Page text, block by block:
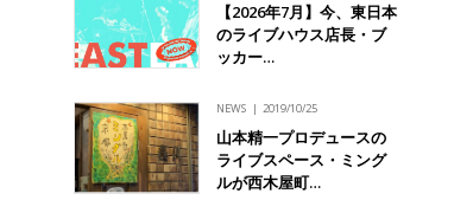
【2026年7月】今、東日本
のライブハウス店長・ブ
ッカー…
NEWS 2019/10/25
山本精一プロデュースの
ライブスペース・ミング
ルが西木屋町…